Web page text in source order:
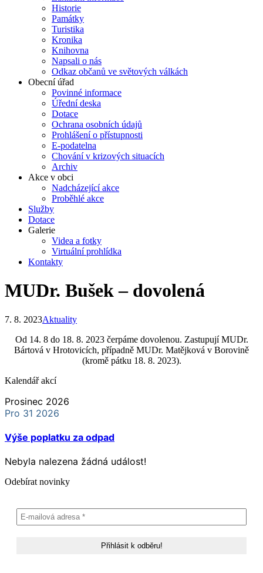
Historie
Památky
Turistika
Kronika
Knihovna
Napsali o nás
Odkaz občanů ve světových válkách
Obecní úřad
Povinné informace
Úřední deska
Dotace
Ochrana osobních údajů
Prohlášení o přístupnosti
E-podatelna
Chování v krizových situacích
Archiv
Akce v obci
Nadcházející akce
Proběhlé akce
Služby
Dotace
Galerie
Videa a fotky
Virtuální prohlídka
Kontakty
MUDr. Bušek – dovolená
7. 8. 2023Aktuality
Od 14. 8 do 18. 8. 2023 čerpáme dovolenou. Zastupují MUDr.
Bártová v Hrotovicích, případně MUDr. Matějková v Borovině
(kromě pátku 18. 8. 2023).
Kalendář akcí
Prosinec 2026
Pro 31 2026
Výše poplatku za odpad
Nebyla nalezena žádná událost!
Odebírat novinky